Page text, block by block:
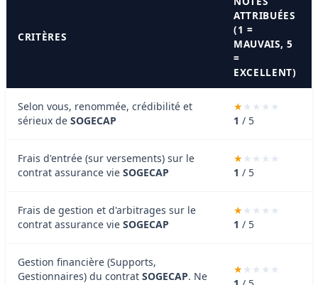
CRITÈRES
ATTRIBUÉES
(1 =
MAUVAIS, 5
=
EXCELLENT)
Selon vous, renommée, crédibilité et
sérieux de SOGECAP 1 / 5
Frais d'entrée (sur versements) sur le
contrat assurance vie SOGECAP 1 / 5
Frais de gestion et d'arbitrages sur le
contrat assurance vie SOGECAP 1 / 5
Gestion financière (Supports,
Gestionnaires) du contrat SOGECAP. Ne